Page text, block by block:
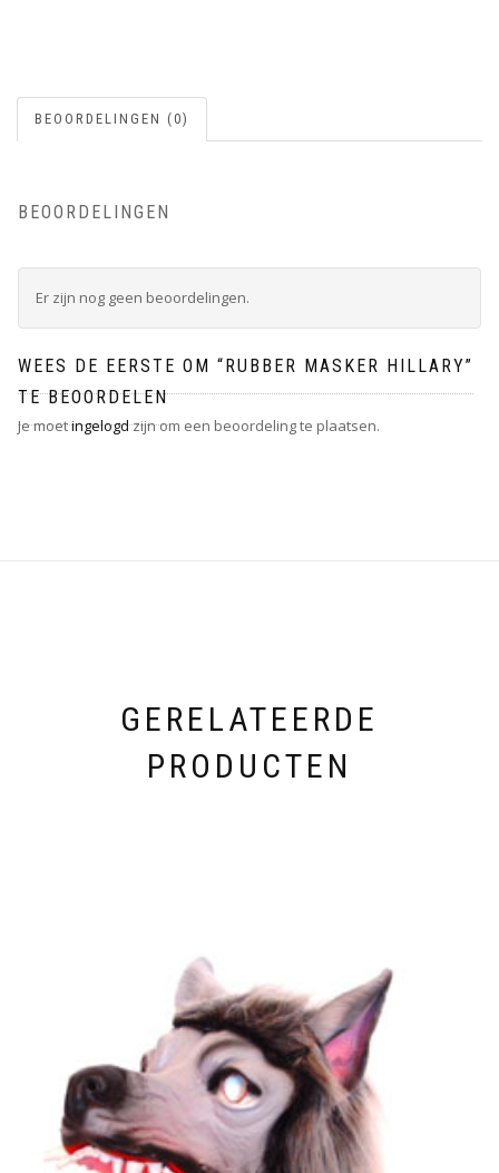
BEOORDELINGEN (0)
BEOORDELINGEN
Er zijn nog geen beoordelingen.
WEES DE EERSTE OM “RUBBER MASKER HILLARY”
TE BEOORDELEN
Je moetingelogdzijn om een beoordeling te plaatsen.
GERELATEERDE
PRODUCTEN